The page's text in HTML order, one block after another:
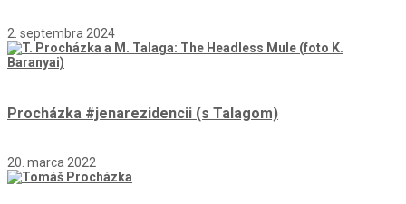
2. septembra 2024
Procházka #jenarezidencii (s Talagom)
20. marca 2022